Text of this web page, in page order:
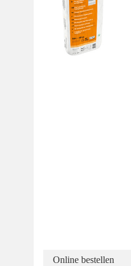
Online bestellen